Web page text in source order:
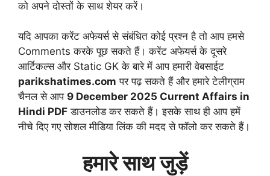
को अपने दोस्तों के साथ शेयर करें।
यदि आपका करेंट अफेयर्स से संबंधित कोई प्रश्न है तो आप हमसे
Comments करके पूछ सकते हैं। करेंट अफेयर्स के दूसरे
आर्टिकल्स और Static GK के बारे में आप हमारी वेबसाईट
parikshatimes.com पर पढ़ सकते हैं और हमारे टेलीग्राम
चैनल से आप 9 December 2025 Current Affairs in
Hindi PDF डाउनलोड कर सकते हैं। इसके साथ ही आप हमें
नीचे दिए गए सोशल मीडिया लिंक की मदद से फॉलो कर सकते हैं।
हमारे साथ जुड़ें